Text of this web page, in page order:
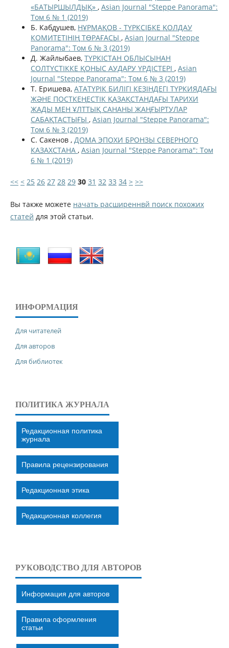
«БАТЫРШЫЛДЫҚ» , Asian Journal "Steppe Panorama":
Том 6 № 1 (2019)
Б. Кабдушев, НҰРМАҚОВ - ТҮРКСІБКЕ ҚОЛДАУ
КОМИТЕТІНІҢ ТӨРАҒАСЫ , Asian Journal "Steppe
Panorama": Том 6 № 3 (2019)
Д. Жайлыбаев, ТҮРКІСТАН ОБЛЫСЫНАН
СОЛТҮСТІККЕ ҚОНЫС АУДАРУ ҮРДІСТЕРІ , Asian
Journal "Steppe Panorama": Том 6 № 3 (2019)
Т. Еришева, АТАТҮРІК БИЛІГІ КЕЗІНДЕГІ ТҮРКИЯДАҒЫ
ЖӘНЕ ПОСТКЕҢЕСТІК ҚАЗАҚСТАНДАҒЫ ТАРИХИ
ЖАДЫ МЕН ҰЛТТЫҚ САНАНЫ ЖАҢҒЫРТУЛАР
САБАҚТАСТЫҒЫ , Asian Journal "Steppe Panorama":
Том 6 № 3 (2019)
С. Сакенов , ДОМА ЭПОХИ БРОНЗЫ СЕВЕРНОГО
КАЗАХСТАНА , Asian Journal "Steppe Panorama": Том
6 № 1 (2019)
<< < 25 26 27 28 29 30 31 32 33 34 > >>
Вы также можете начать расширеннвй поиск похожих
статей для этой статьи.
ИНФОРМАЦИЯ
Для читателей
Для авторов
Для библиотек
ПОЛИТИКА ЖУРНАЛА
Редакционная политика
журнала
Правила рецензирования
Редакционная этика
Редакционная коллегия
РУКОВОДСТВО ДЛЯ АВТОРОВ
Информация для авторов
Правила оформления
статьи